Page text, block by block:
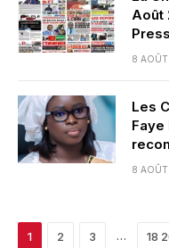
Août
8
Les
Faye
8
1 2 3 … 18